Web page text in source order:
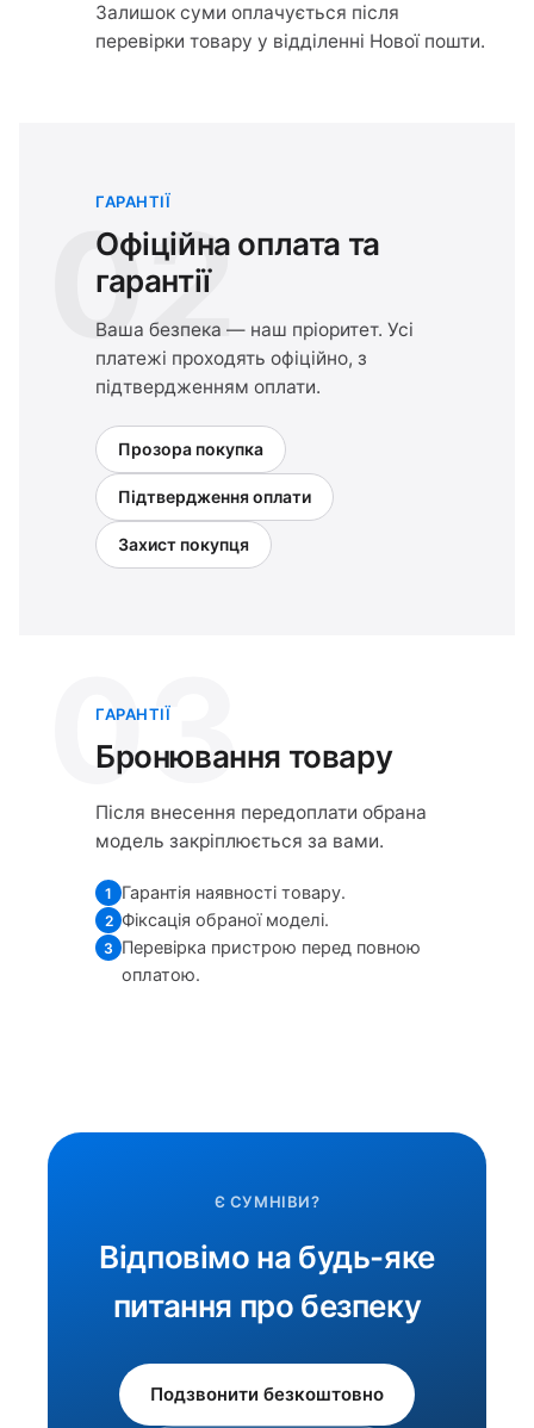
Залишок суми оплачується після
перевірки товару у відділенні Нової пошти.
02
ГАРАНТІЇ
Офіційна оплата та
гарантії
Ваша безпека — наш пріоритет. Усі
платежі проходять офіційно, з
підтвердженням оплати.
Прозора покупка
Підтвердження оплати
Захист покупця
03
ГАРАНТІЇ
Бронювання товару
Після внесення передоплати обрана
модель закріплюється за вами.
1 Гарантія наявності товару.
2 Фіксація обраної моделі.
3 Перевірка пристрою перед повною
оплатою.
Є СУМНІВИ?
Відповімо на будь-яке
питання про безпеку
Подзвонити безкоштовно